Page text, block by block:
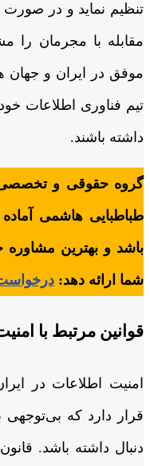
تنظیم نماید و در
مقابله با مجرمان
موفق در ایران و جهان
تیم فناوری اطلاعات
داشته باشند.
گروه حقوقی و تخصصی
طباطبایی هاشمی
باشد و بهترین مشاوره
شما ارائه دهد:
قوانین مرتبط با
امنیت اطلاعات در
قرار دارد که بی‌توجهی
دنبال داشته باشد.